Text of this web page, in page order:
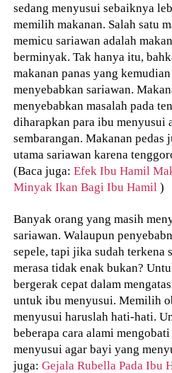
sedang menyusui sebaiknya
memilih makanan. Salah satu
memicu sariawan adalah
berminyak. Tak hanya itu,
makanan panas yang
menyebabkan sariawan.
menyebabkan masalah pada
diharapkan para ibu menyusui
sembarangan. Makanan pedas
utama sariawan karena
(Baca juga:Efek Ibu Hamil
Minyak Ikan Bagi Ibu Hamil)
Banyak orang yang masih
sariawan. Walaupun
sepele, tapi jika sudah terkena
merasa tidak enak bukan?
bergerak cepat dalam
untuk ibu menyusui. Memilih
menyusui haruslah hati-hati.
beberapa cara alami
menyusui agar bayi yang
juga:Gejala Rubella Pada Ibu